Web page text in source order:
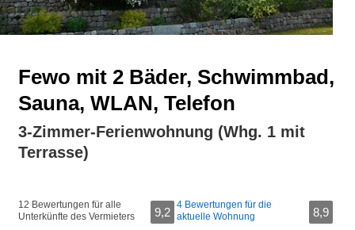
Fewo mit 2 Bäder, Schwimmbad,
Sauna, WLAN, Telefon
3-Zimmer-Ferienwohnung (Whg. 1 mit
Terrasse)
12 Bewertungen für alle
Unterkünfte des Vermieters
9,2
4 Bewertungen für die
aktuelle Wohnung
8,9